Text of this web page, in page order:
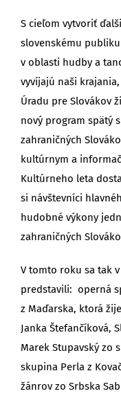
S cieľom vytvoriť
slovenskému
v oblasti hudby a
vyvíjajú naši
Úradu pre Slovákov
nový program spätý
zahraničných
kultúrnym a
Kultúrneho leta
si návštevníci
hudobné výkony
zahraničných
V tomto roku sa tak
predstavili: operná
z Maďarska, ktorá
Janka Štefančíková,
Marek Stupavský zo
skupina Perla z
žánrov zo Srbska